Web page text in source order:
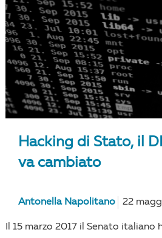
Hacking di Stato, il
va cambiato
Antonella Napolitano 22
Il 15 marzo 2017 il Senato italiano